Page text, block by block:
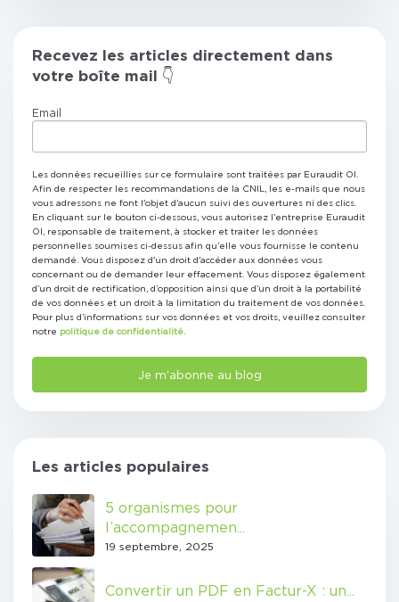
Recevez les articles directement dans
votre boîte mail 👇
Email
Les données recueillies sur ce formulaire sont traitées par Euraudit OI.
Afin de respecter les recommandations de la CNIL, les e-mails que nous
vous adressons ne font l'objet d'aucun suivi des ouvertures ni des clics.
En cliquant sur le bouton ci-dessous, vous autorisez l’entreprise Euraudit
OI, responsable de traitement, à stocker et traiter les données
personnelles soumises ci-dessus afin qu’elle vous fournisse le contenu
demandé. Vous disposez d'un droit d'accéder aux données vous
concernant ou de demander leur effacement. Vous disposez également
d’un droit de rectification, d’opposition ainsi que d’un droit à la portabilité
de vos données et un droit à la limitation du traitement de vos données.
Pour plus d’informations sur vos données et vos droits, veuillez consulter
notre politique de confidentialité.
Les articles populaires
5 organismes pour
l’accompagnemen...
19 septembre, 2025
Convertir un PDF en Factur-X : un...